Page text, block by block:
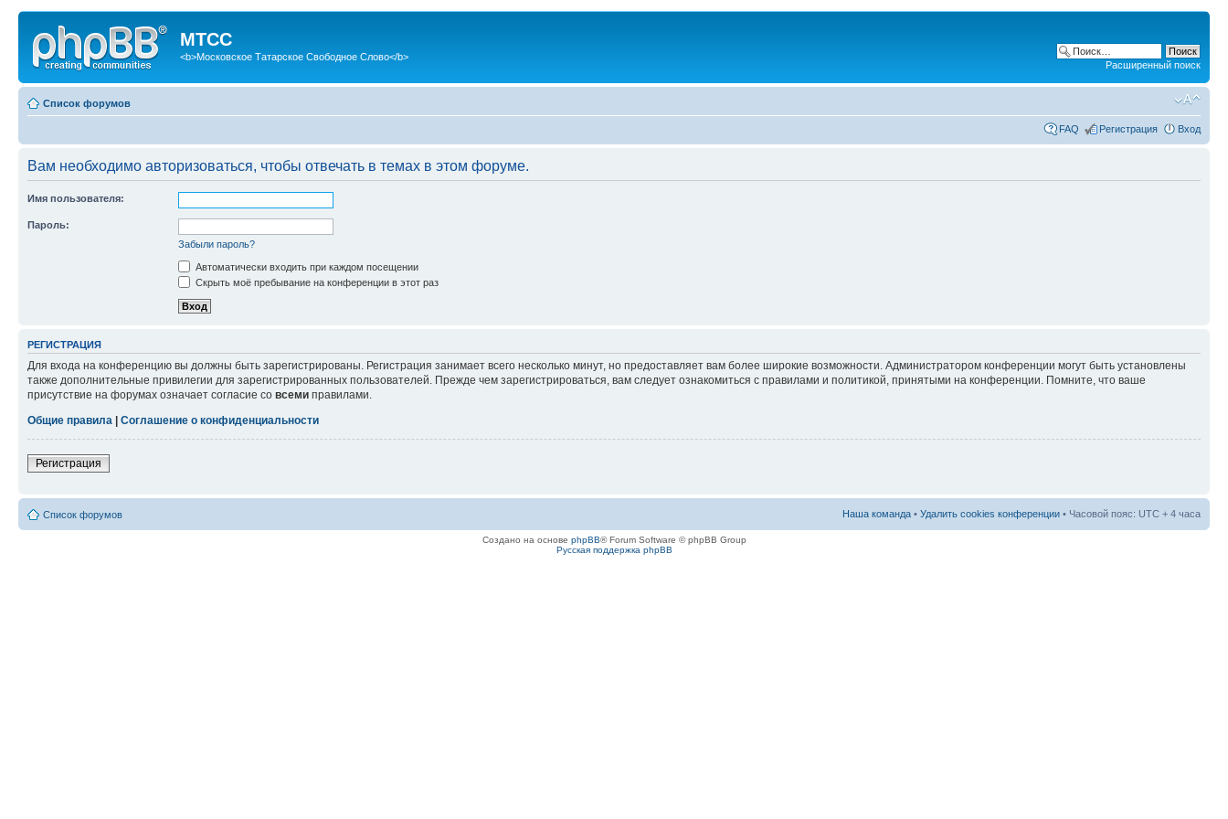
МТСС
<b>Московское Татарское Свободное Слово</b>
Расширенный поиск
Список форумов
FAQ Регистрация Вход
Вам необходимо авторизоваться, чтобы отвечать в темах в этом форуме.
Имя пользователя:
Пароль:
Забыли пароль?
Автоматически входить при каждом посещении
Скрыть моё пребывание на конференции в этот раз
РЕГИСТРАЦИЯ
Для входа на конференцию вы должны быть зарегистрированы. Регистрация занимает всего несколько минут, но предоставляет вам более широкие возможности. Администратором конференции могут быть установлены
также дополнительные привилегии для зарегистрированных пользователей. Прежде чем зарегистрироваться, вам следует ознакомиться с правилами и политикой, принятыми на конференции. Помните, что ваше
присутствие на форумах означает согласие со всеми правилами.
Общие правила
Соглашение о конфиденциальности
Регистрация
Список форумов Наша команда • Удалить cookies конференции • Часовой пояс: UTC + 4 часа
Создано на основе phpBB® Forum Software © phpBB Group
Русская поддержка phpBB